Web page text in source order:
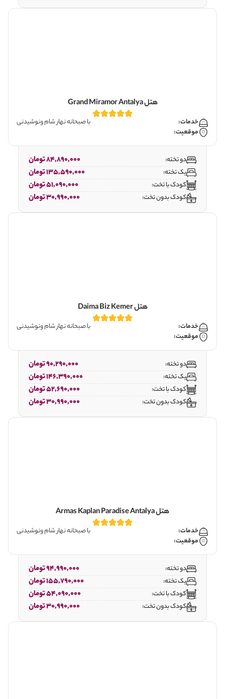
هتل Grand Miramor Antalya
خدمات:
با صبحانه نهار شام ونوشیدنی
موقعیت:
دو تخته: 84,890,000 تومان
یک تخته: 135,590,000 تومان
کودک با تخت: 51,090,000 تومان
کودک بدون تخت: 30,990,000 تومان
هتل Daima Biz Kemer
خدمات:
با صبحانه نهار شام ونوشیدنی
موقعیت:
دو تخته: 90,290,000 تومان
یک تخته: 146,390,000 تومان
کودک با تخت: 52,690,000 تومان
کودک بدون تخت: 30,990,000 تومان
هتل Armas Kaplan Paradise Antalya
خدمات:
با صبحانه نهار شام ونوشیدنی
موقعیت:
دو تخته: 94,990,000 تومان
یک تخته: 155,790,000 تومان
کودک با تخت: 54,090,000 تومان
کودک بدون تخت: 30,990,000 تومان